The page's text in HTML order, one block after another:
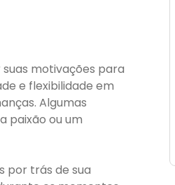
motivações para
e flexibilidade em
Algumas
paixão ou um
por trás de sua